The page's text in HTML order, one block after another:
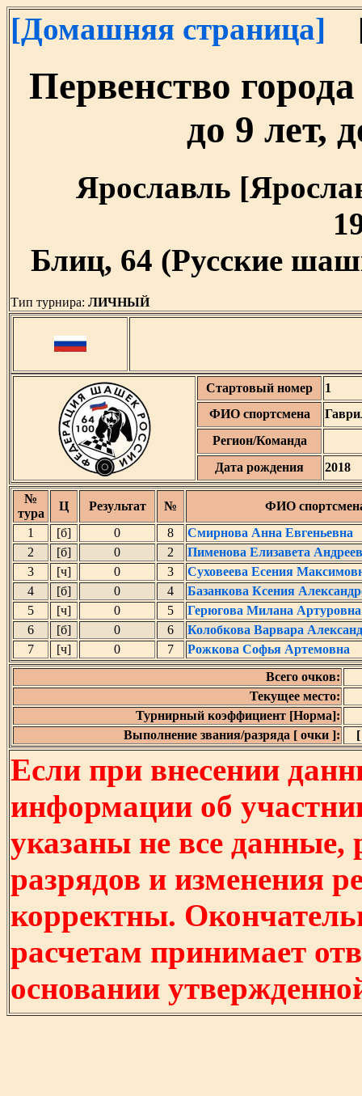
[Домашняя страница]
Первенство
до 9 лет,
Ярославль
Блиц, 64 (Русские
Тип турнира: ЛИЧНЫЙ
Стартовый номер
1
ФИО спортсмена
Регион/Команда
Дата рождения
2018
№
тура
Ц Результат №
ФИО
1
[б] 0 8
Смирнова Анна Евгеньевна
2
[б] 0 2
Пименова Елизавета
3
[ч] 0 3
Суховеева Есения
4
[б] 0 4
Базанкова Ксения
5
[ч] 0 5
Герюгова Милана Артуровна
6
[б] 0 6
Колобкова Варвара
7
[ч] 0 7
Рожкова Софья Артемовна
Всего очков:
Текущее место:
Турнирный коэффициент [Норма]:
Выполнение звания/разряда [ очки ]:
Если при внесении
информации об
указаны не все
разрядов и изменения
корректны.
расчетам принимает
основании